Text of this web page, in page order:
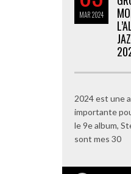
MAR2024
2024 est une
importante
le 9e album,
sont mes 30